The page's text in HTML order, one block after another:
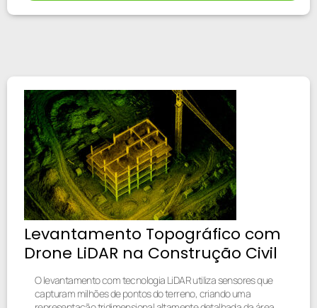
Levantamento Topográfico com
Drone LiDAR na Construção Civil
O levantamento com tecnologia LiDAR utiliza sensores que
capturam milhões de pontos do terreno, criando uma